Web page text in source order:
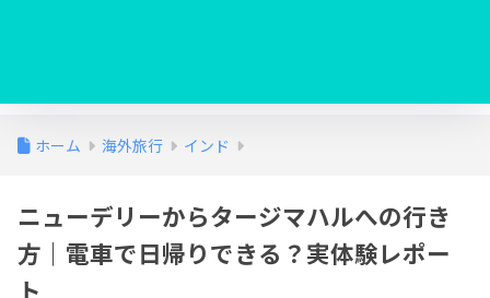
ホーム 海外旅行 インド
ニューデリーからタージマハルへの行き
方｜電車で日帰りできる？実体験レポー
ト